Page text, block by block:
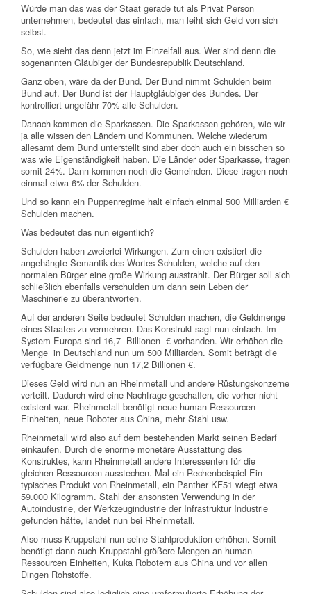
Würde man das was der Staat gerade tut als Privat Person
unternehmen, bedeutet das einfach, man leiht sich Geld von sich
selbst.
So, wie sieht das denn jetzt im Einzelfall aus. Wer sind denn die
sogenannten Gläubiger der Bundesrepublik Deutschland.
Ganz oben, wäre da der Bund. Der Bund nimmt Schulden beim
Bund auf. Der Bund ist der Hauptgläubiger des Bundes. Der
kontrolliert ungefähr 70% alle Schulden.
Danach kommen die Sparkassen. Die Sparkassen gehören, wie wir
ja alle wissen den Ländern und Kommunen. Welche wiederum
allesamt dem Bund unterstellt sind aber doch auch ein bisschen so
was wie Eigenständigkeit haben. Die Länder oder Sparkasse, tragen
somit 24%. Dann kommen noch die Gemeinden. Diese tragen noch
einmal etwa 6% der Schulden.
Und so kann ein Puppenregime halt einfach einmal 500 Milliarden €
Schulden machen.
Was bedeutet das nun eigentlich?
Schulden haben zweierlei Wirkungen. Zum einen existiert die
angehängte Semantik des Wortes Schulden, welche auf den
normalen Bürger eine große Wirkung ausstrahlt. Der Bürger soll sich
schließlich ebenfalls verschulden um dann sein Leben der
Maschinerie zu überantworten.
Auf der anderen Seite bedeutet Schulden machen, die Geldmenge
eines Staates zu vermehren. Das Konstrukt sagt nun einfach. Im
System Europa sind 16,7 Billionen € vorhanden. Wir erhöhen die
Menge in Deutschland nun um 500 Milliarden. Somit beträgt die
verfügbare Geldmenge nun 17,2 Billionen €.
Dieses Geld wird nun an Rheinmetall und andere Rüstungskonzerne
verteilt. Dadurch wird eine Nachfrage geschaffen, die vorher nicht
existent war. Rheinmetall benötigt neue human Ressourcen
Einheiten, neue Roboter aus China, mehr Stahl usw.
Rheinmetall wird also auf dem bestehenden Markt seinen Bedarf
einkaufen. Durch die enorme monetäre Ausstattung des
Konstruktes, kann Rheinmetall andere Interessenten für die
gleichen Ressourcen ausstechen. Mal ein Rechenbeispiel Ein
typisches Produkt von Rheinmetall, ein Panther KF51 wiegt etwa
59.000 Kilogramm. Stahl der ansonsten Verwendung in der
Autoindustrie, der Werkzeugindustrie der Infrastruktur Industrie
gefunden hätte, landet nun bei Rheinmetall.
Also muss Kruppstahl nun seine Stahlproduktion erhöhen. Somit
benötigt dann auch Kruppstahl größere Mengen an human
Ressourcen Einheiten, Kuka Robotern aus China und vor allen
Dingen Rohstoffe.